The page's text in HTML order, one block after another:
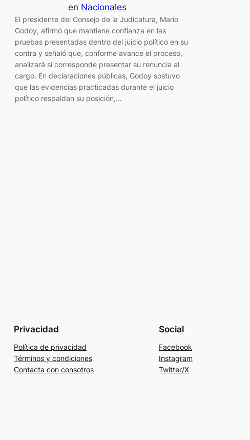
en Nacionales
El presidente del Consejo de la Judicatura, Mario
Godoy, afirmó que mantiene confianza en las
pruebas presentadas dentro del juicio político en su
contra y señaló que, conforme avance el proceso,
analizará si corresponde presentar su renuncia al
cargo. En declaraciones públicas, Godoy sostuvo
que las evidencias practicadas durante el juicio
político respaldan su posición,…
Privacidad
Política de privacidad
Términos y condiciones
Contacta con consotros
Social
Facebook
Instagram
Twitter/X